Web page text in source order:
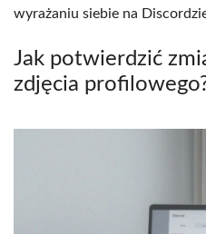
wyrażaniu siebie na
Jak potwierdzić
zdjęcia